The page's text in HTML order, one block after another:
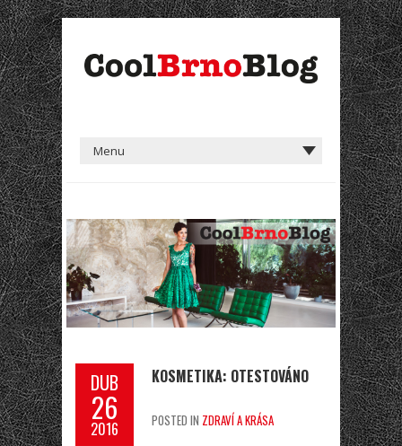
DUB
26
2016
KOSMETIKA: OTESTOVÁNO
POSTED IN ZDRAVÍ A KRÁSA